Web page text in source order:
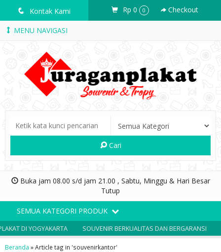
q Kontak Kami Rp 0 0 Checkout
MENU NAVIGASI
Cari
Buka jam 08.00 s/d jam 21.00 , Sabtu, Minggu & Hari Besar
Tutup
SEMUA KATEGORI PRODUK
DI YOGYAKARTA SOUVENIR BERKUALITAS DAN BERGARANSI
Beranda »Article tag in 'souvenirkantor'